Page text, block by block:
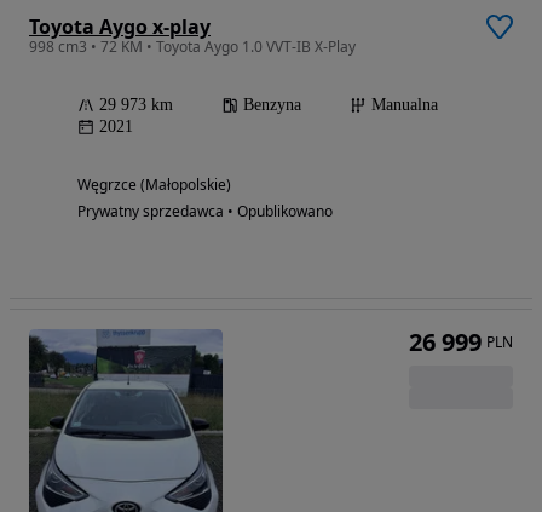
Toyota Aygo x-play
998 cm3 • 72 KM • Toyota Aygo 1.0 VVT-IB X-Play
29 973 km Benzyna
Manualna
2021
Węgrzce (Małopolskie)
Prywatny sprzedawca • Opublikowano
26 999 PLN